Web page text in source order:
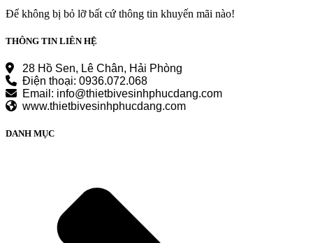
Để không bị bỏ lỡ bất cứ thông tin khuyến mãi nào!
THÔNG TIN LIÊN HỆ
28 Hồ Sen, Lê Chân, Hải Phòng
Điện thoại: 0936.072.068
Email: info@thietbivesinhphucdang.com
www.thietbivesinhphucdang.com
DANH MỤC